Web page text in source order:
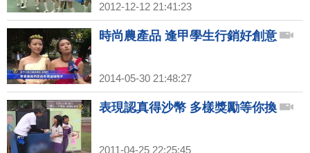
2012-12-12 21:41:23
時尚農產品 逢甲學生行銷好創意
2014-05-30 21:48:27
表現認真得沙幣 多樣獎勵等你換
2011-04-25 22:25:45